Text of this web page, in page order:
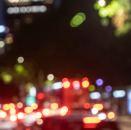
su pareja
IJALVI lo niega
de Oblatos
Talavera
en Mirador de San Isidro